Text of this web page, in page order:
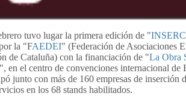
tuvo lugar la primera edición de "
la "FAEDEI" (Federación de Asociaciones
de Cataluña) con la financiación de "La Obra
", en el centro de convenciones internacional de
junto con más de 160 empresas de inserción
en los 68 stands habilitados.